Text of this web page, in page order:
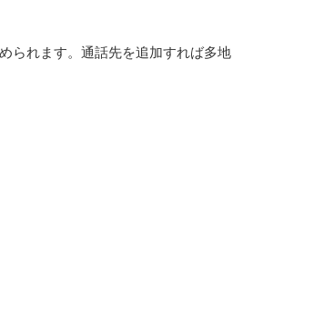
られます。通話先を追加すれば多地